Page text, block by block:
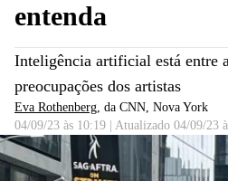
entenda
Inteligência artificial está entre
preocupações dos artistas
Eva Rothenberg, da CNN, Nova York
04/09/23 às 10:19
Atualizado 04/09/23